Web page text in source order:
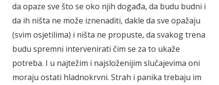
da opaze sve što se oko njih događa, da budu budni i
da ih ništa ne može iznenaditi, dakle da sve opažaju
(svim osjetilima) i ništa ne propuste, da svakog trena
budu spremni intervenirati čim se za to ukaže
potreba. I u najtežim i najsloženijim slučajevima oni
moraju ostati hladnokrvni. Strah i panika trebaju im